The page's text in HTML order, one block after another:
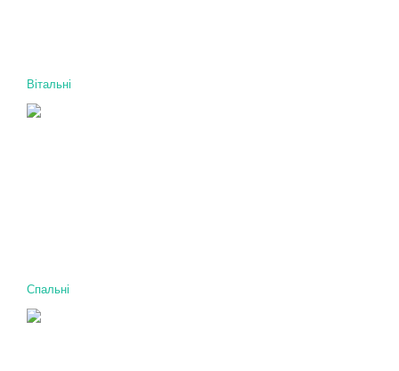
Вітальні
Спальні